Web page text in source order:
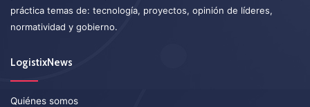
práctica temas de: tecnología, proyectos, opinión de líderes,
normatividad y gobierno.
LogistixNews
Quiénes somos